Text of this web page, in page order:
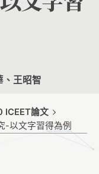
、王昭智
ICEET論文
-以文字習得為例